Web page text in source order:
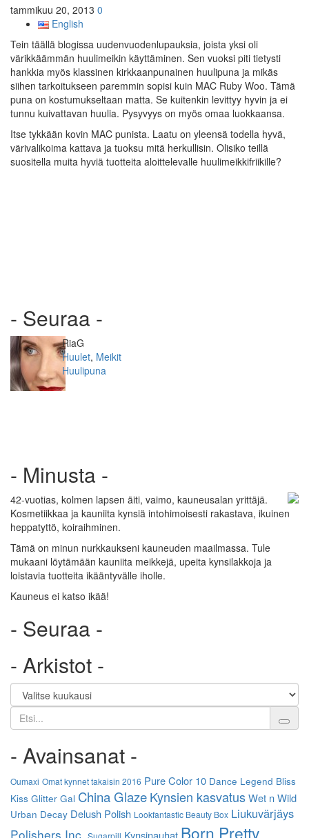
tammikuu 20, 2013 0
English
Tein täällä blogissa uudenvuodenlupauksia, joista yksi oli
värikkäämmän huulimeikin käyttäminen. Sen vuoksi piti tietysti
hankkia myös klassinen kirkkaanpunainen huulipuna ja mikäs
siihen tarkoitukseen paremmin sopisi kuin MAC Ruby Woo. Tämä
puna on kostumukseltaan matta. Se kuitenkin levittyy hyvin ja ei
tunnu kuivattavan huulia. Pysyvyys on myös omaa luokkaansa.
Itse tykkään kovin MAC punista. Laatu on yleensä todella hyvä,
värivalikoima kattava ja tuoksu mitä herkullisin. Olisiko teillä
suositella muita hyviä tuotteita aloittelevalle huulimeikkifriikille?
- Seuraa -
Kirjoittaja
RiaG
Kategoriat
Huulet, Meikit
Avainsanat
Huulipuna
- Minusta -
42-vuotias, kolmen lapsen äiti, vaimo, kauneusalan yrittäjä.
Kosmetiikkaa ja kauniita kynsiä intohimoisesti rakastava, ikuinen
heppatyttö, koiraihminen.
Tämä on minun nurkkaukseni kauneuden maailmassa. Tule
mukaani löytämään kauniita meikkejä, upeita kynsilakkoja ja
loistavia tuotteita ikääntyvälle iholle.
Kauneus ei katso ikää!
- Seuraa -
- Arkistot -
Etsi
- Avainsanat -
Oumaxi Omat kynnet takaisin 2016 Pure Color 10 Dance Legend Bliss
Kiss Glitter Gal China GlazeKynsien kasvatusWet n Wild
Urban Decay Delush Polish Lookfantastic Beauty Box Liukuvärjäys
Polishers Inc.
Born Pretty